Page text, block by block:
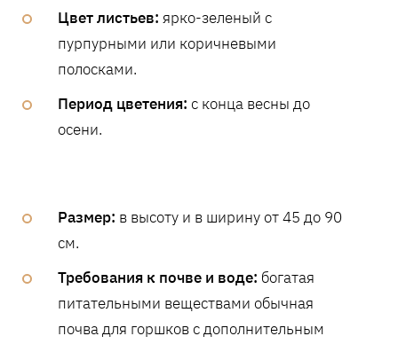
Цвет листьев: ярко-зеленый с
пурпурными или коричневыми
полосками.
Период цветения: с конца весны до
осени.
Размер: в высоту и в ширину от 45 до 90
см.
Требования к почве и воде: богатая
питательными веществами обычная
почва для горшков с дополнительным